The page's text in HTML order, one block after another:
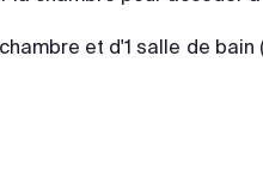
et d'1 salle de